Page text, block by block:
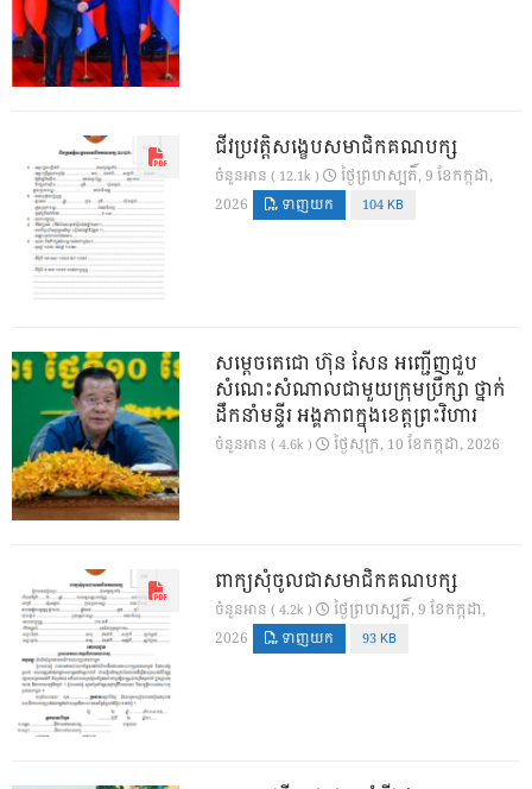
ជីវប្រវត្តិសង្ខេបសមាជិកគណបក្ស
ចំនួនអាន ( 12.1k )
ថ្ងៃ​ព្រហស្បតិ៍, 9 ខែ​កក្កដា,
2026
ទាញយក 104 KB
សម្តេចតេជោ ហ៊ុន សែន អញ្ជើញជួប
សំណេះសំណាលជាមួយក្រុមប្រឹក្សា ថ្នាក់
ដឹកនាំមន្ទីរ អង្គភាពក្នុងខេត្តព្រះវិហារ
ចំនួនអាន ( 4.6k ) ថ្ងៃ​សុក្រ, 10 ខែ​កក្កដា, 2026
ពាក្យសុំចូលជាសមាជិកគណបក្ស
ចំនួនអាន ( 4.2k )
ថ្ងៃ​ព្រហស្បតិ៍, 9 ខែ​កក្កដា,
2026
ទាញយក 93 KB